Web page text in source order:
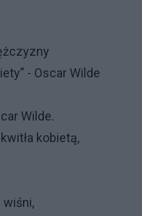
- Oscar Wilde
Wilde.
kobietą,
wiśni,